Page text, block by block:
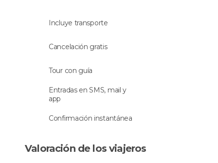
Incluye transporte
Cancelación gratis
Tour con guía
Entradas en SMS, mail y
app
Confirmación instantánea
Valoración de los viajeros